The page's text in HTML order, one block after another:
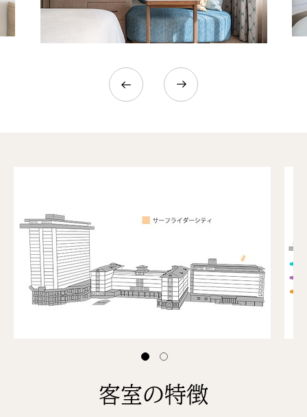
前へ
次へ
1 of 2
客室の特徴